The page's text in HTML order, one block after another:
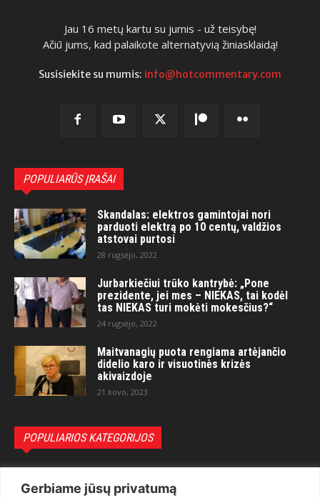
Gerbiame jūsų privatumą
Jau 16 metų kartu su jumis - už teisybę!
Ačiū jums, kad palaikote alternatyvią žiniasklaidą!
Susisiekite su mumis: info@hotcommentary.com
POPULIARŪS ĮRAŠAI
Skandalas: elektros gamintojai nori
parduoti elektrą po 10 centų, valdžios
atstovai purtosi
28 rugsėjo, 2022
Jurbarkiečiui trūko kantrybė: „Pone
prezidente, jei mes – NIEKAS, tai kodėl
tas NIEKAS turi mokėti mokesčius?“
24 rugsėjo, 2022
Maitvanagių puota rengiama artėjančio
didelio karo ir visuotinės krizės
akivaizdoje
21 kovo, 2023
POPULIARIOS KATEGORIJOS